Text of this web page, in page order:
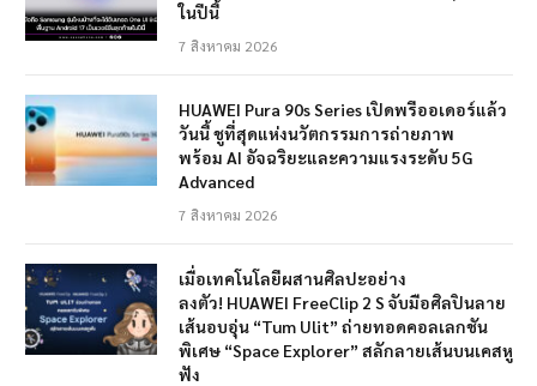
ในปีนี้
7 สิงหาคม 2026
HUAWEI Pura 90s Series เปิดพรีออเดอร์แล้ว
วันนี้ ชูที่สุดแห่งนวัตกรรมการถ่ายภาพ
พร้อม AI อัจฉริยะและความแรงระดับ 5G
Advanced
7 สิงหาคม 2026
เมื่อเทคโนโลยีผสานศิลปะอย่าง
ลงตัว! HUAWEI FreeClip 2 S จับมือศิลปินลาย
เส้นอบอุ่น “Tum Ulit” ถ่ายทอดคอลเลกชัน
พิเศษ “Space Explorer” สลักลายเส้นบนเคสหู
ฟัง